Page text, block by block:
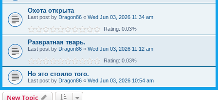
Охота открыта
Last post by Dragon86 « Wed Jun 03, 2026 11:34 am
Rating: 0.03%
Развратная тварь.
Last post by Dragon86 « Wed Jun 03, 2026 11:12 am
Rating: 0.03%
Но это стоило того.
Last post by Dragon86 « Wed Jun 03, 2026 10:54 am
New Topic